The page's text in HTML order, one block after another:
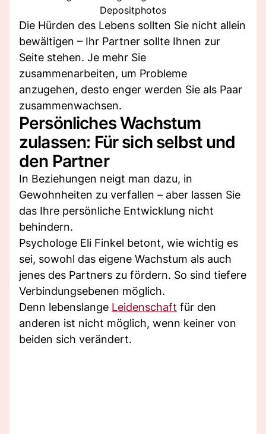
Depositphotos
Die Hürden des Lebens sollten Sie nicht allein
bewältigen – Ihr Partner sollte Ihnen zur
Seite stehen. Je mehr Sie
zusammenarbeiten, um Probleme
anzugehen, desto enger werden Sie als Paar
zusammenwachsen.
Persönliches Wachstum
zulassen: Für sich selbst und
den Partner
In Beziehungen neigt man dazu, in
Gewohnheiten zu verfallen – aber lassen Sie
das Ihre persönliche Entwicklung nicht
behindern.
Psychologe Eli Finkel betont, wie wichtig es
sei, sowohl das eigene Wachstum als auch
jenes des Partners zu fördern. So sind tiefere
Verbindungsebenen möglich.
Denn lebenslange Leidenschaft für den
anderen ist nicht möglich, wenn keiner von
beiden sich verändert.